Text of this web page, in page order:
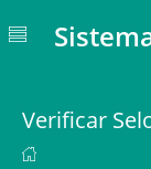
Verificar